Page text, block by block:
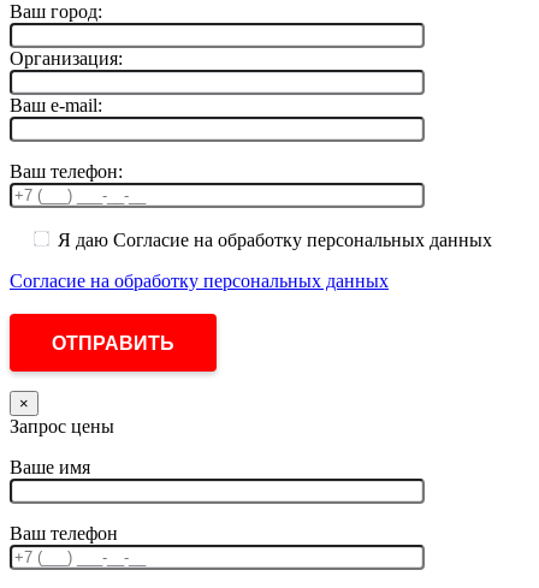
Ваш город:
Организация:
Ваш e-mail:
Ваш телефон:
Я даю Согласие на обработку персональных данных
Согласие на обработку персональных данных
×
Запрос цены
Ваше имя
Ваш телефон